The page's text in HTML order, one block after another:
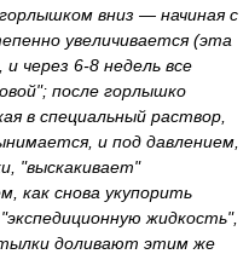
вниз — начиная с
увеличивается (эта
через 6-8 недель все
после горлышко
в специальный раствор,
и под давлением,
"выскакивает"
как снова укупорить
жидкость",
доливают этим же